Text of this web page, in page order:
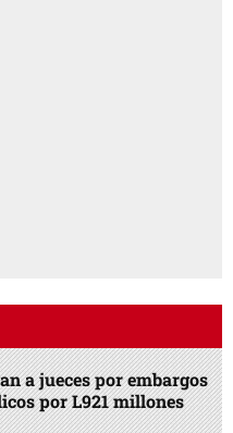
a jueces por embargos
por L921 millones